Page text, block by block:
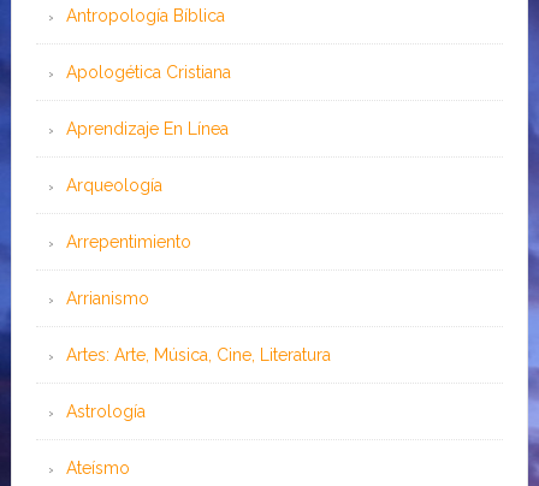
Antropología Bíblica
Apologética Cristiana
Aprendizaje En Línea
Arqueología
Arrepentimiento
Arrianismo
Artes: Arte, Música, Cine, Literatura
Astrología
Ateísmo